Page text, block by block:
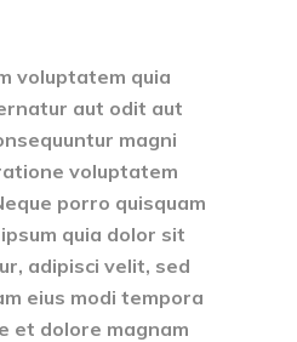
voluptatem quia
aut odit aut
magni
voluptatem
porro quisquam
quia dolor sit
adipisci velit, sed
eius modi tempora
et dolore magnam